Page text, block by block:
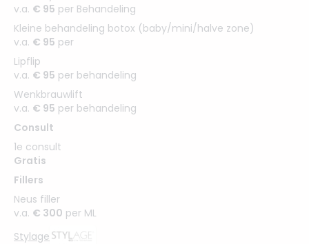
v.a. € 95 per Behandeling
Kleine behandeling botox (baby/mini/halve zone)
v.a. € 95 per
Lipflip
v.a. € 95 per behandeling
Wenkbrauwlift
v.a. € 95 per behandeling
Consult
1e consult
Gratis
Fillers
Neus filler
v.a. € 300 per ML
Stylage